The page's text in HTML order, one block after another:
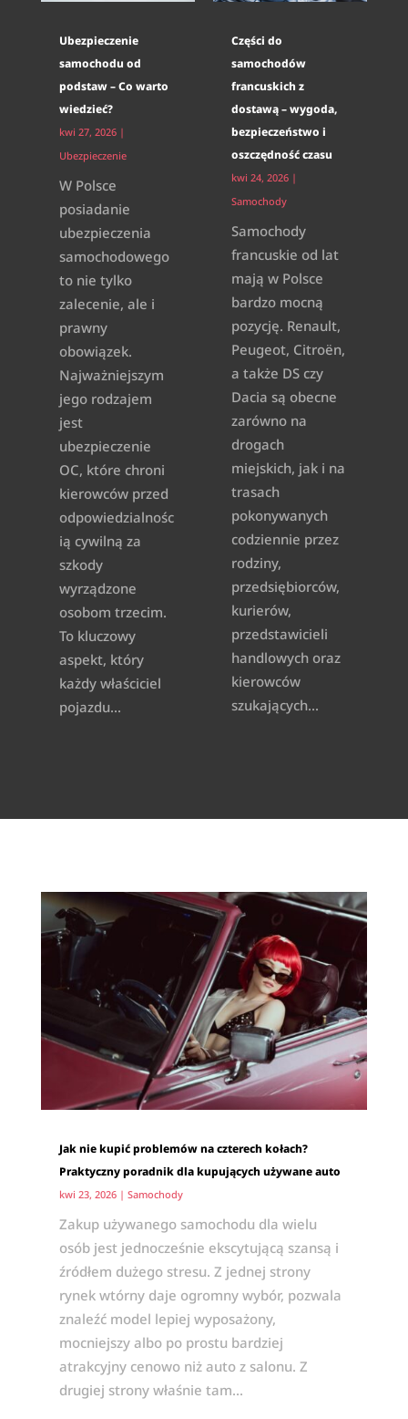
Ubezpieczenie
samochodu od
podstaw – Co warto
wiedzieć?
kwi 27, 2026|
Ubezpieczenie
W Polsce
posiadanie
ubezpieczenia
samochodowego
to nie tylko
zalecenie, ale i
prawny
obowiązek.
Najważniejszym
jego rodzajem
jest
ubezpieczenie
OC, które chroni
kierowców przed
odpowiedzialnośc
ią cywilną za
szkody
wyrządzone
osobom trzecim.
To kluczowy
aspekt, który
każdy właściciel
pojazdu...
Części do
samochodów
francuskich z
dostawą – wygoda,
bezpieczeństwo i
oszczędność czasu
kwi 24, 2026|
Samochody
Samochody
francuskie od lat
mają w Polsce
bardzo mocną
pozycję. Renault,
Peugeot, Citroën,
a także DS czy
Dacia są obecne
zarówno na
drogach
miejskich, jak i na
trasach
pokonywanych
codziennie przez
rodziny,
przedsiębiorców,
kurierów,
przedstawicieli
handlowych oraz
kierowców
szukających...
Jak nie kupić problemów na czterech kołach?
Praktyczny poradnik dla kupujących używane auto
kwi 23, 2026| Samochody
Zakup używanego samochodu dla wielu
osób jest jednocześnie ekscytującą szansą i
źródłem dużego stresu. Z jednej strony
rynek wtórny daje ogromny wybór, pozwala
znaleźć model lepiej wyposażony,
mocniejszy albo po prostu bardziej
atrakcyjny cenowo niż auto z salonu. Z
drugiej strony właśnie tam...